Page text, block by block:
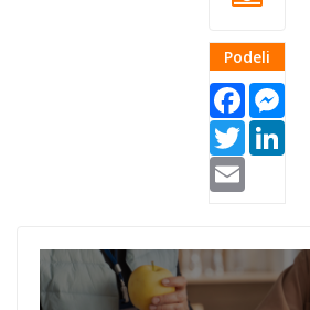
Podeli
Facebook
Twitter
trka-